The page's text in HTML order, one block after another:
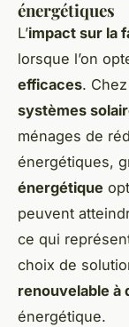
énergétiques
L’impact sur la
lorsque l’on
efficaces.
systèmes
ménages de
énergétiques,
énergétique
peuvent
ce qui
choix de
renouvelable à
énergétique.